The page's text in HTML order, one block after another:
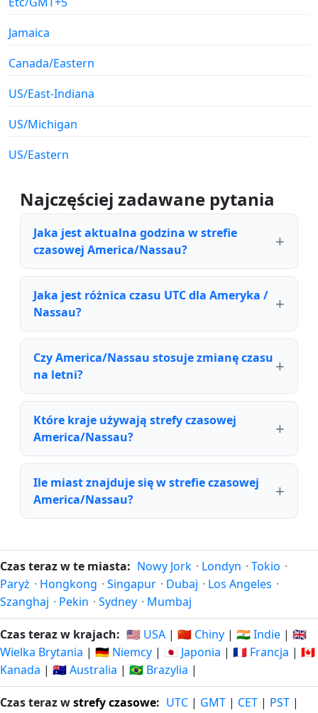
Jamaica
Canada/Eastern
US/East-Indiana
US/Michigan
US/Eastern
Najczęściej zadawane pytania
Jaka jest aktualna godzina w strefie
czasowej America/Nassau?
Jaka jest różnica czasu UTC dla Ameryka /
Nassau?
Czy America/Nassau stosuje zmianę czasu
na letni?
Które kraje używają strefy czasowej
America/Nassau?
Ile miast znajduje się w strefie czasowej
America/Nassau?
Czas teraz w te miasta: Nowy Jork · Londyn · Tokio ·
Paryż · Hongkong · Singapur · Dubaj · Los Angeles ·
Szanghaj · Pekin · Sydney · Mumbaj
Czas teraz w krajach: 🇺🇸 USA | 🇨🇳 Chiny | 🇮🇳 Indie | 🇬🇧
Wielka Brytania | 🇩🇪 Niemcy | 🇯🇵 Japonia | 🇫🇷 Francja | 🇨🇦
Kanada | 🇦🇺 Australia | 🇧🇷 Brazylia |
Czas teraz wstrefy czasowe: UTC | GMT | CET | PST |